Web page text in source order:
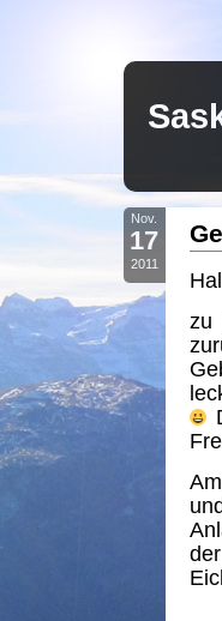
Nov.
17
2011
zu